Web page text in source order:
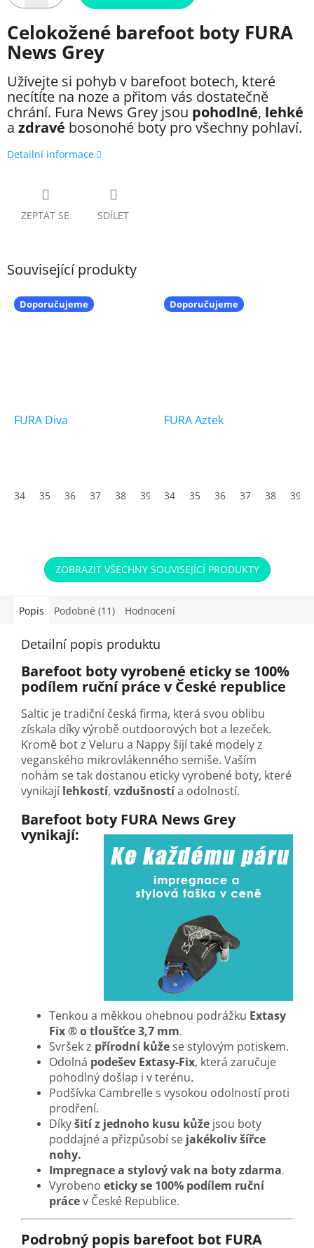
Celokožené barefoot boty FURA
News Grey
Užívejte si pohyb v barefoot botech, které
necítíte na noze a přitom vás dostatečně
chrání. Fura News Grey jsou pohodlné, lehké
a zdravé bosonohé boty pro všechny pohlaví.
Detailní informace
ZEPTAT SE SDÍLET
Související produkty
Doporučujeme
FURA Diva
produktu
je
hvězdiček.
34 35 36 37 38 39 40 41 42 43 44 45
Doporučujeme
FURA Aztek
34 35 36 37 38 39
ZOBRAZIT VŠECHNY SOUVISEJÍCÍ PRODUKTY
Popis Podobné (11) Hodnocení
Detailní popis produktu
Barefoot boty vyrobené eticky se 100%
podílem ruční práce v České republice
Saltic je tradiční česká firma, která svou oblibu
získala díky výrobě outdoorových bot a lezeček.
Kromě bot z Veluru a Nappy šijí také modely z
veganského mikrovlákenného semiše. Vaším
nohám se tak dostanou eticky vyrobené boty, které
vynikají lehkostí, vzdušnostía odolností.
Barefoot boty FURA News Grey
vynikají:
Tenkou a měkkou ohebnou podrážku Extasy
Fix ® o tloušťce 3,7 mm.
Svršek z přírodní kůže se stylovým potiskem.
Odolná podešev Extasy-Fix, která zaručuje
pohodlný došlap i v terénu.
Podšívka Cambrelle s vysokou odolností proti
prodření.
Díkyšití z jednoho kusu kůže jsou boty
poddajné a přizpůsobí se jakékoliv šířce
nohy.
Impregnace a stylový vak na boty zdarma.
Vyrobeno eticky se 100% podílem ruční
prácev České Republice.
Podrobný popis barefoot bot FURA